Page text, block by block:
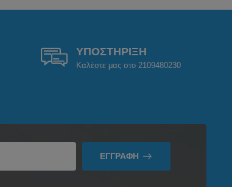
ΥΠΟΣΤΗΡΙΞΗ
Καλέστε μας στο 2109480230
ΕΓΓΡΑΦΉ